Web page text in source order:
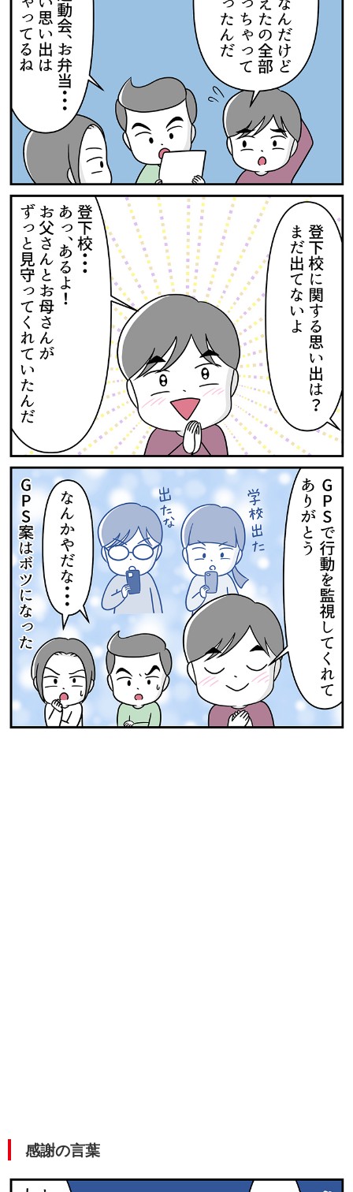
感謝の言葉